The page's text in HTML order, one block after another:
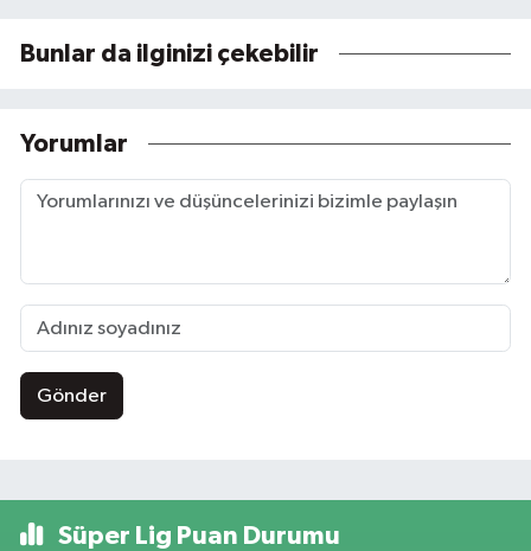
Bunlar da ilginizi çekebilir
Yorumlar
Gönder
Süper Lig Puan Durumu